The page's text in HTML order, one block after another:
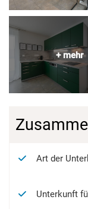
Art der
Unterkunft